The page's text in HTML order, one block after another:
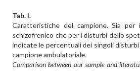
Tab. I.
Caratteristiche del campione. Sia
schizofrenico che per i disturbi dello
indicate le percentuali dei singoli
campione ambulatoriale.
Comparison between our sample and